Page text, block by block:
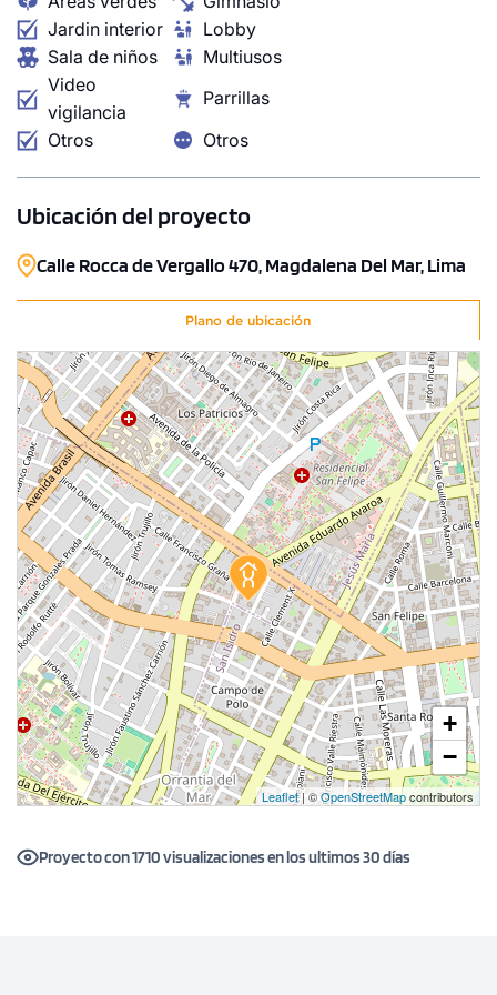
1 unidad disponible
Desde
Modelo TIPO 2A
Piso 9
3 dorms. 3 baños
COTIZAR AHORA
1 unidad disponible
Desde
S/ 1,072,100
Jardin interior
Lobby
Sala de niños
Multiusos
Video
vigilancia
Parrillas
Otros
Otros
Ubicación del proyecto
Calle Rocca de Vergallo 470, Magdalena Del Mar, Lima
Plano de ubicación
+
−
Leaflet| ©OpenStreetMapcontributors
Proyecto con 1710 visualizaciones en los ultimos 30 días